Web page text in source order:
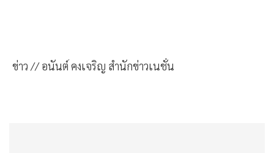
ข่าว // อนันต์ คงเจริญ สำนักข่าวเนชั่น